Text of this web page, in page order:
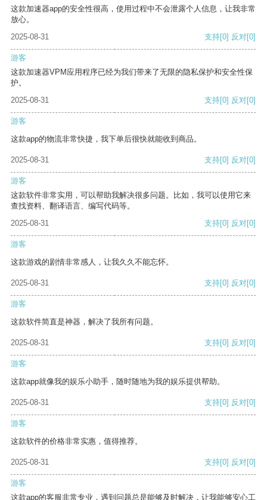
这款加速器app的安全性很高，使用过程中不会泄露个人信息，让我非常
放心。
2025-08-31
支持[0] 反对[0]
游客
这款加速器VPM应用程序已经为我们带来了无限的隐私保护和安全性保
护。
2025-08-31
支持[0] 反对[0]
游客
这款app的物流非常快捷，我下单后很快就能收到商品。
2025-08-31 支持[0] 反对[0]
游客
这款软件非常实用，可以帮助我解决很多问题。比如，我可以使用它来
查找资料、翻译语言、编写代码等。
2025-08-31
支持[0] 反对[0]
游客
这款游戏的剧情非常感人，让我久久不能忘怀。
2025-08-31 支持[0] 反对[0]
游客
这款软件简直是神器，解决了我所有问题。
2025-08-31 支持[0] 反对[0]
游客
这款app就像我的娱乐小助手，随时随地为我的娱乐提供帮助。
2025-08-31 支持[0] 反对[0]
游客
这款软件的价格非常实惠，值得推荐。
2025-08-31 支持[0] 反对[0]
游客
这款app的客服非常专业，遇到问题总是能够及时解决，让我能够安心工